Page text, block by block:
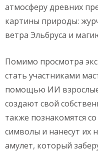
атмосферу древних
картины природы:
ветра Эльбруса и
Помимо просмотра
стать участниками
помощью ИИ взрослые
создают свой
также познакомятся
символы и нанесут их
амулет, который